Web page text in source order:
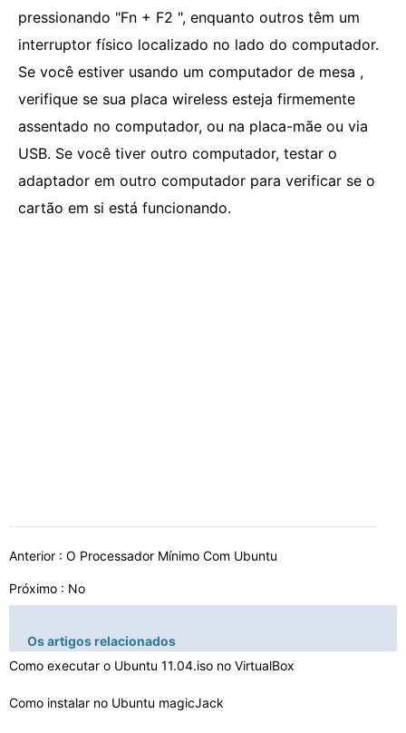
pressionando "Fn + F2 ", enquanto outros têm um
interruptor físico localizado no lado do computador.
Se você estiver usando um computador de mesa ,
verifique se sua placa wireless esteja firmemente
assentado no computador, ou na placa-mãe ou via
USB. Se você tiver outro computador, testar o
adaptador em outro computador para verificar se o
cartão em si está funcionando.
Anterior : O Processador Mínimo Com Ubuntu
Próximo : No
Os artigos relacionados
Como executar o Ubuntu 11.04.iso no VirtualBox
Como instalar no Ubuntu magicJack